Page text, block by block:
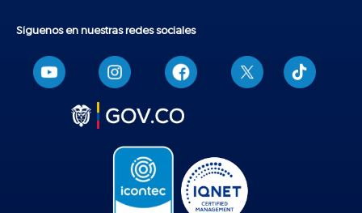
Síguenos en nuestras redes sociales
T
i
k